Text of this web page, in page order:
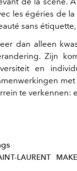
les égéries de
sans
dan alleen
. Zijn
en
te verkennen:
LAURENT